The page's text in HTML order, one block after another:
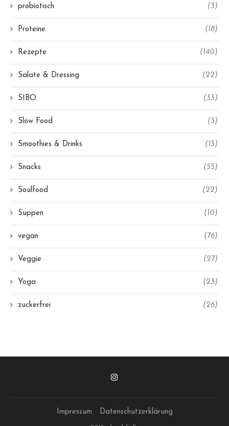
probiotisch (3)
Proteine (18)
Rezepte (140)
Salate & Dressing (22)
SIBO (33)
Slow Food (3)
Smoothies & Drinks (13)
Snacks (55)
Soulfood (22)
Suppen (10)
vegan (76)
Veggie (27)
Yoga (23)
zuckerfrei (26)
Impressum Datenschutzerklärung